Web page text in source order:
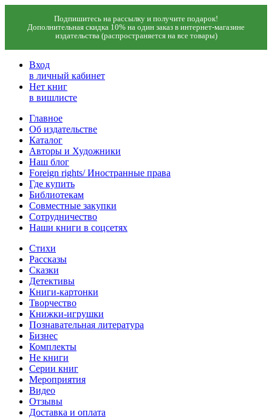
Подпишитесь на рассылку и получите подарок!
Дополнительная скидка 10% на один заказ в интернет-магазине
издательства (распространяется на все товары)
Вход
в личный кабинет
Нет книг
в вишлисте
Главное
Об издательстве
Каталог
Авторы и Художники
Наш блог
Foreign rights/ Иностранные права
Где купить
Библиотекам
Совместные закупки
Сотрудничество
Наши книги в соцсетях
Стихи
Рассказы
Сказки
Детективы
Книги-картонки
Творчество
Книжки-игрушки
Познавательная литература
Бизнес
Комплекты
Не книги
Серии книг
Мероприятия
Видео
Отзывы
Доставка и оплата